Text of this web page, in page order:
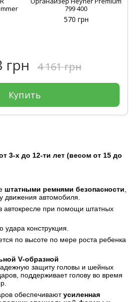
799 400
570 грн
грн 4 161 грн
Купить
3-х до 12-ти лет (весом от 15 до
штатными ремнями безопасности
движения автомобиля.
автокресле при помощи штатных
конструкция.
по высоте по мере роста ребенка
V-образной
защиту головы и шейных
поддерживает голову во время
обеспечиваютусиленная